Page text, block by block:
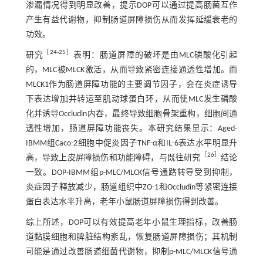
渗漏情况得到明显改善，提示DOP可以通过提高肠菌互作
产生有益代谢物，抑制肠道屏障损伤从而发挥延缓衰老的
功效。
研究 ［24-25］ 表明：肠道屏障的破坏是由MLC磷酸化引起
的，MLC被MLCK激活，从而导致紧密连接通透性增加。而
MLCK1作为肠道屏障功能的主要调节因子，会在炎症诱导
下表达增加并转运至肌动球蛋白环，从而使MLC发生磷酸
化并诱导Occludin内吞，最终导致细胞骨架重构，细胞间通
透性增加，肠道屏障功能丧失。本研究结果显示：Aged-
IBMM组Caco-2细胞中促炎因子TNF-α和IL-6表达水平明显升
高，导致上皮屏障损伤和功能障碍，与既往研究 ［26］结论
一致。DOP-IBMM组p-MLC/MLCK信号通路转导受到抑制，
炎症因子释放减少，肠道组织中ZO-1和Occludin等紧密连接
蛋白表达水平升高，老年小鼠肠道屏障损伤得到改善。
综上所述，DOP可以有效提高老年小鼠生理指标，改善肠
道黏膜细胞和脾脏结构紊乱，恢复肠道屏障损伤；其机制
可能是通过改善肠道细菌代谢物，抑制p-MLC/MLCK信号通